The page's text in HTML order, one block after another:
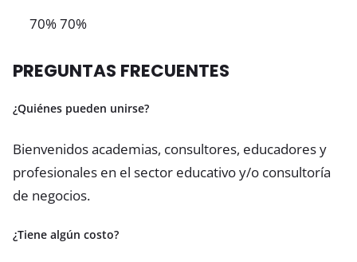
70% 70%
PREGUNTAS FRECUENTES
¿Quiénes pueden unirse?
Bienvenidos academias, consultores, educadores y
profesionales en el sector educativo y/o consultoría
de negocios.
¿Tiene algún costo?